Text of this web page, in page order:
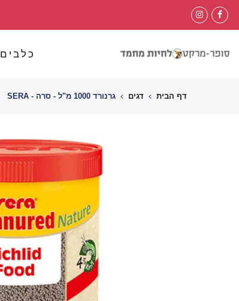
דלג
לתוכן
כלבים
דף הבית דגים גרנורד 1000 מ"ל - סרה - SERA